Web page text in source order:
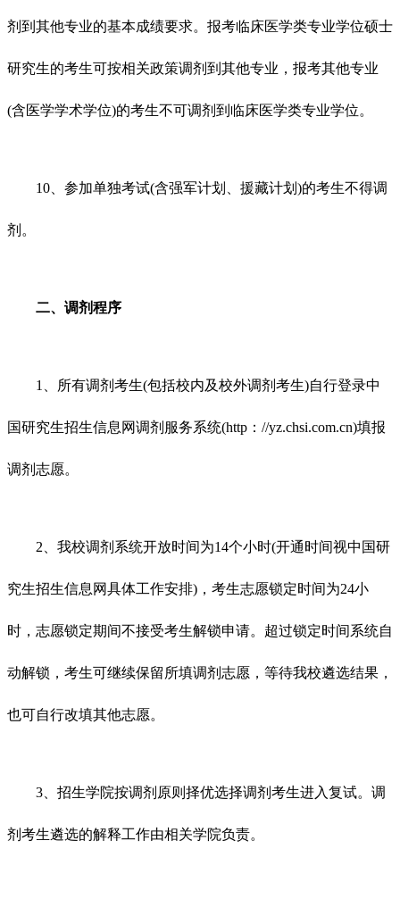
剂到其他专业的基本成绩要求。报考临床医学类专业学位硕士
研究生的考生可按相关政策调剂到其他专业，报考其他专业
(含医学学术学位)的考生不可调剂到临床医学类专业学位。
10、参加单独考试(含强军计划、援藏计划)的考生不得调
剂。
二、调剂程序
1、所有调剂考生(包括校内及校外调剂考生)自行登录中
国研究生招生信息网调剂服务系统(http：//yz.chsi.com.cn)填报
调剂志愿。
2、我校调剂系统开放时间为14个小时(开通时间视中国研
究生招生信息网具体工作安排)，考生志愿锁定时间为24小
时，志愿锁定期间不接受考生解锁申请。超过锁定时间系统自
动解锁，考生可继续保留所填调剂志愿，等待我校遴选结果，
也可自行改填其他志愿。
3、招生学院按调剂原则择优选择调剂考生进入复试。调
剂考生遴选的解释工作由相关学院负责。